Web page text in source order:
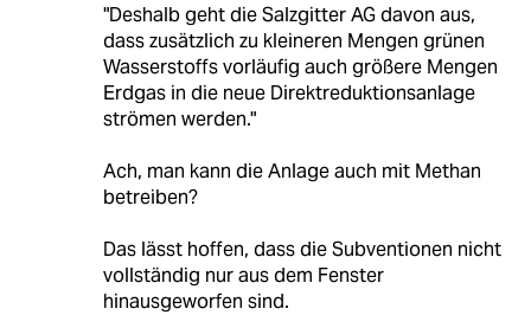
"Deshalb geht die Salzgitter AG davon aus,
dass zusätzlich zu kleineren Mengen grünen
Wasserstoffs vorläufig auch größere Mengen
Erdgas in die neue Direktreduktionsanlage
strömen werden."
Ach, man kann die Anlage auch mit Methan
betreiben?
Das lässt hoffen, dass die Subventionen nicht
vollständig nur aus dem Fenster
hinausgeworfen sind.